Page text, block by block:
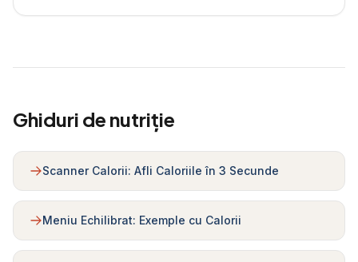
Ghiduri de nutriție
Scanner Calorii: Afli Caloriile în 3 Secunde
Meniu Echilibrat: Exemple cu Calorii